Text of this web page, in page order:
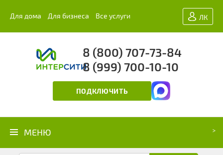
ЛК
Для дома Для бизнеса Все услуги
8 (800) 707-73-84
8 (999) 700-10-10
ПОДКЛЮЧИТЬ
МЕНЮ